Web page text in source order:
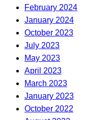
February 2024
January 2024
October 2023
July 2023
May 2023
April 2023
March 2023
January 2023
October 2022